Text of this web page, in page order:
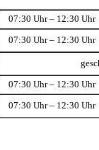
07:30 Uhr – 12:30 Uhr
07:30 Uhr – 12:30 Uhr
07:30 Uhr – 12:30 Uhr
07:30 Uhr – 12:30 Uhr